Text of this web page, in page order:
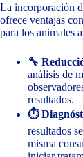
La incorporación
ofrece ventajas
para los animales
🔧
análisis de
resultados.
⏱️
resultados
misma